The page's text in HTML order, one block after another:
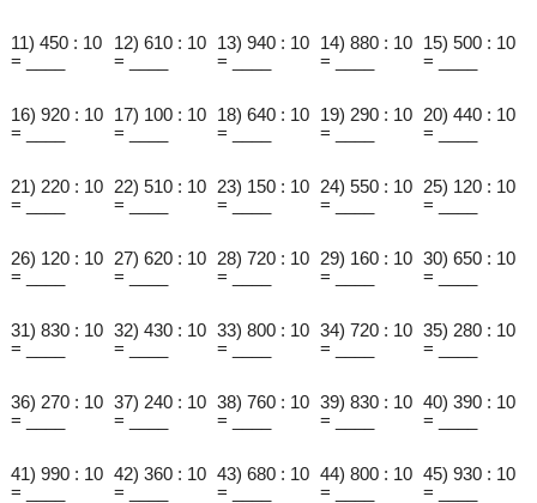
11) 450 : 10
= ____
12) 610 : 10
= ____
13) 940 : 10
= ____
14) 880 : 10
= ____
15) 500 : 10
= ____
16) 920 : 10
= ____
17) 100 : 10
= ____
18) 640 : 10
= ____
19) 290 : 10
= ____
20) 440 : 10
= ____
21) 220 : 10
= ____
22) 510 : 10
= ____
23) 150 : 10
= ____
24) 550 : 10
= ____
25) 120 : 10
= ____
26) 120 : 10
= ____
27) 620 : 10
= ____
28) 720 : 10
= ____
29) 160 : 10
= ____
30) 650 : 10
= ____
31) 830 : 10
= ____
32) 430 : 10
= ____
33) 800 : 10
= ____
34) 720 : 10
= ____
35) 280 : 10
= ____
36) 270 : 10
= ____
37) 240 : 10
= ____
38) 760 : 10
= ____
39) 830 : 10
= ____
40) 390 : 10
= ____
41) 990 : 10
= ____
42) 360 : 10
= ____
43) 680 : 10
= ____
44) 800 : 10
= ____
45) 930 : 10
= ____